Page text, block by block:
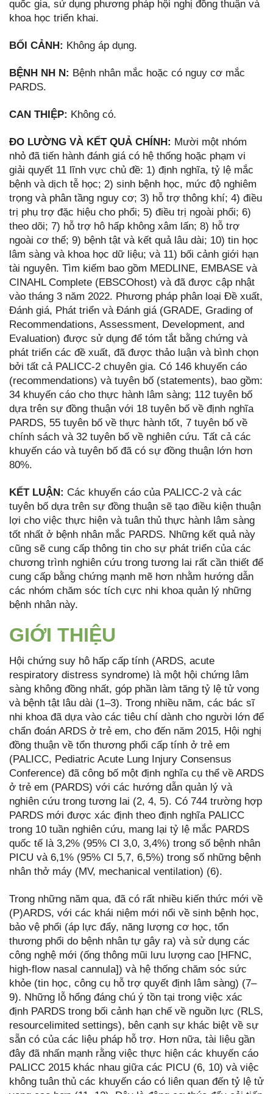
quốc gia, sử dụng phương pháp hội nghị đồng thuận và
khoa học triển khai.
BỐI CẢNH: Không áp dụng.
BỆNH NH N: Bệnh nhân mắc hoặc có nguy cơ mắc
PARDS.
CAN THIỆP: Không có.
ĐO LƯỜNG VÀ KẾT QUẢ CHÍNH: Mười một nhóm
nhỏ đã tiến hành đánh giá có hệ thống hoặc phạm vi
giải quyết 11 lĩnh vực chủ đề: 1) định nghĩa, tỷ lệ mắc
bệnh và dịch tễ học; 2) sinh bệnh học, mức độ nghiêm
trọng và phân tầng nguy cơ; 3) hỗ trợ thông khí; 4) điều
trị phụ trợ đặc hiệu cho phổi; 5) điều trị ngoài phổi; 6)
theo dõi; 7) hỗ trợ hô hấp không xâm lấn; 8) hỗ trợ
ngoài cơ thể; 9) bệnh tật và kết quả lâu dài; 10) tin học
lâm sàng và khoa học dữ liệu; và 11) bối cảnh giới hạn
tài nguyên. Tìm kiếm bao gồm MEDLINE, EMBASE và
CINAHL Complete (EBSCOhost) và đã được cập nhật
vào tháng 3 năm 2022. Phương pháp phân loại Đề xuất,
Đánh giá, Phát triển và Đánh giá (GRADE, Grading of
Recommendations, Assessment, Development, and
Evaluation) được sử dụng để tóm tắt bằng chứng và
phát triển các đề xuất, đã được thảo luận và bình chọn
bởi tất cả PALICC-2 chuyên gia. Có 146 khuyến cáo
(recommendations) và tuyên bố (statements), bao gồm:
34 khuyến cáo cho thực hành lâm sàng; 112 tuyên bố
dựa trên sự đồng thuận với 18 tuyên bố về định nghĩa
PARDS, 55 tuyên bố về thực hành tốt, 7 tuyên bố về
chính sách và 32 tuyên bố về nghiên cứu. Tất cả các
khuyến cáo và tuyên bố đã có sự đồng thuận lớn hơn
80%.
KẾT LUẬN: Các khuyến cáo của PALICC-2 và các
tuyên bố dựa trên sự đồng thuận sẽ tạo điều kiện thuận
lợi cho việc thực hiện và tuân thủ thực hành lâm sàng
tốt nhất ở bệnh nhân mắc PARDS. Những kết quả này
cũng sẽ cung cấp thông tin cho sự phát triển của các
chương trình nghiên cứu trong tương lai rất cần thiết để
cung cấp bằng chứng mạnh mẽ hơn nhằm hướng dẫn
các nhóm chăm sóc tích cực nhi khoa quản lý những
bệnh nhân này.
GIỚI THIỆU
Hội chứng suy hô hấp cấp tính (ARDS, acute
respiratory distress syndrome) là một hội chứng lâm
sàng không đồng nhất, góp phần làm tăng tỷ lệ tử vong
và bệnh tật lâu dài (1–3). Trong nhiều năm, các bác sĩ
nhi khoa đã dựa vào các tiêu chí dành cho người lớn để
chẩn đoán ARDS ở trẻ em, cho đến năm 2015, Hội nghị
đồng thuận về tổn thương phổi cấp tính ở trẻ em
(PALICC, Pediatric Acute Lung Injury Consensus
Conference) đã công bố một định nghĩa cụ thể về ARDS
ở trẻ em (PARDS) với các hướng dẫn quản lý và
nghiên cứu trong tương lai (2, 4, 5). Có 744 trường hợp
PARDS mới được xác định theo định nghĩa PALICC
trong 10 tuần nghiên cứu, mang lại tỷ lệ mắc PARDS
quốc tế là 3,2% (95% CI 3,0, 3,4%) trong số bệnh nhân
PICU và 6,1% (95% CI 5,7, 6,5%) trong số những bệnh
nhân thở máy (MV, mechanical ventilation) (6).
Trong những năm qua, đã có rất nhiều kiến thức mới về
(P)ARDS, với các khái niệm mới nổi về sinh bệnh học,
bảo vệ phổi (áp lực đẩy, năng lượng cơ học, tổn
thương phổi do bệnh nhân tự gây ra) và sử dụng các
công nghệ mới (ống thông mũi lưu lượng cao [HFNC,
high-flow nasal cannula]) và hệ thống chăm sóc sức
khỏe (tin học, công cụ hỗ trợ quyết định lâm sàng) (7–
9). Những lỗ hổng đáng chú ý tồn tại trong việc xác
định PARDS trong bối cảnh hạn chế về nguồn lực (RLS,
resourcelimited settings), bên cạnh sự khác biệt về sự
sẵn có của các liệu pháp hỗ trợ. Hơn nữa, tài liệu gần
đây đã nhấn mạnh rằng việc thực hiện các khuyến cáo
PALICC 2015 khác nhau giữa các PICU (6, 10) và việc
không tuân thủ các khuyến cáo có liên quan đến tỷ lệ tử